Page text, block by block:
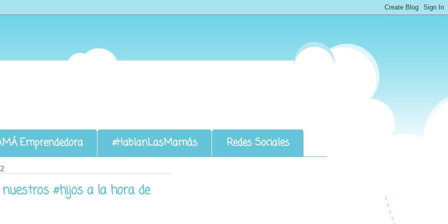
Emprendedora #HablanLasMamás Redes Sociales
nuestros #hijos a la hora de